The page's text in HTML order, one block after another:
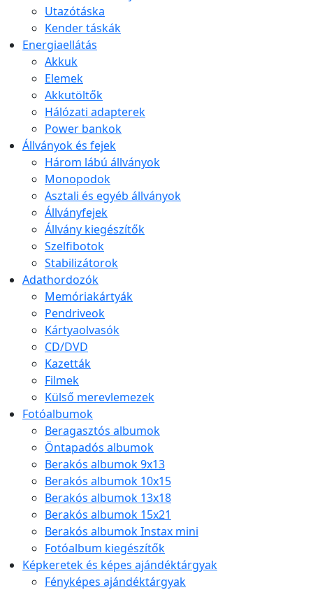
Utazótáska
Kender táskák
Energiaellátás
Akkuk
Elemek
Akkutöltők
Hálózati adapterek
Power bankok
Állványok és fejek
Három lábú állványok
Monopodok
Asztali és egyéb állványok
Állványfejek
Állvány kiegészítők
Szelfibotok
Stabilizátorok
Adathordozók
Memóriakártyák
Pendriveok
Kártyaolvasók
CD/DVD
Kazetták
Filmek
Külső merevlemezek
Fotóalbumok
Beragasztós albumok
Öntapadós albumok
Berakós albumok 9x13
Berakós albumok 10x15
Berakós albumok 13x18
Berakós albumok 15x21
Berakós albumok Instax mini
Fotóalbum kiegészítők
Képkeretek és képes ajándéktárgyak
Fényképes ajándéktárgyak